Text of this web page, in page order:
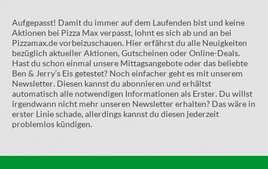
Aufgepasst! Damit du immer auf dem Laufenden bist und keine
Aktionen bei Pizza Max verpasst, lohnt es sich ab und an bei
Pizzamax.de vorbeizuschauen. Hier erfährst du alle Neuigkeiten
bezüglich aktueller Aktionen, Gutscheinen oder Online-Deals.
Hast du schon einmal unsere Mittagsangebote oder das beliebte
Ben & Jerry’s Eis getestet? Noch einfacher geht es mit unserem
Newsletter. Diesen kannst du abonnieren und erhältst
automatisch alle notwendigen Informationen als Erster. Du willst
irgendwann nicht mehr unseren Newsletter erhalten? Das wäre in
erster Linie schade, allerdings kannst du diesen jederzeit
problemlos kündigen.